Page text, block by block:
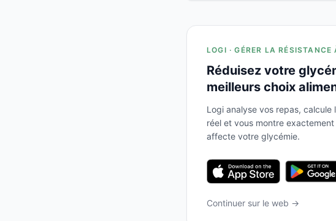
LOGI · GÉRER LA
Réduisez votre
meilleurs choix
Logi analyse vos repas,
réel et vous montre
affecte votre glycémie.
Continuer sur le web →